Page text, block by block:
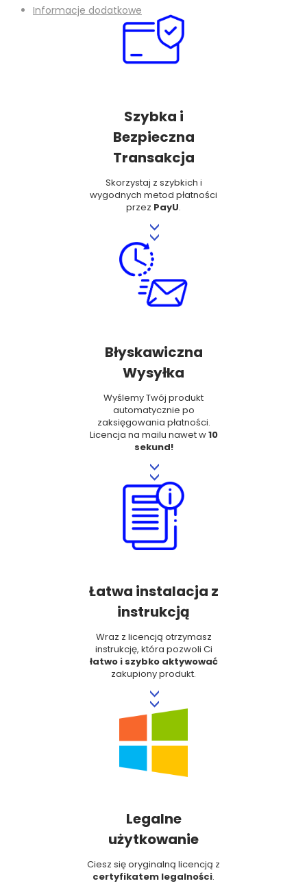
Informacje dodatkowe
Szybka i
Bezpieczna
Transakcja
Skorzystaj z szybkich i
wygodnych metod płatności
przez PayU.
>>
Błyskawiczna
Wysyłka
Wyślemy Twój produkt
automatycznie po
zaksięgowania płatności.
Licencja na mailu nawet w10
sekund!
>>
Łatwa instalacja z
instrukcją
Wraz z licencją otrzymasz
instrukcję, która pozwoli Ci
łatwo i szybko aktywować
zakupiony produkt.
>>
Legalne
użytkowanie
Ciesz się oryginalną licencją z
certyfikatem legalności.